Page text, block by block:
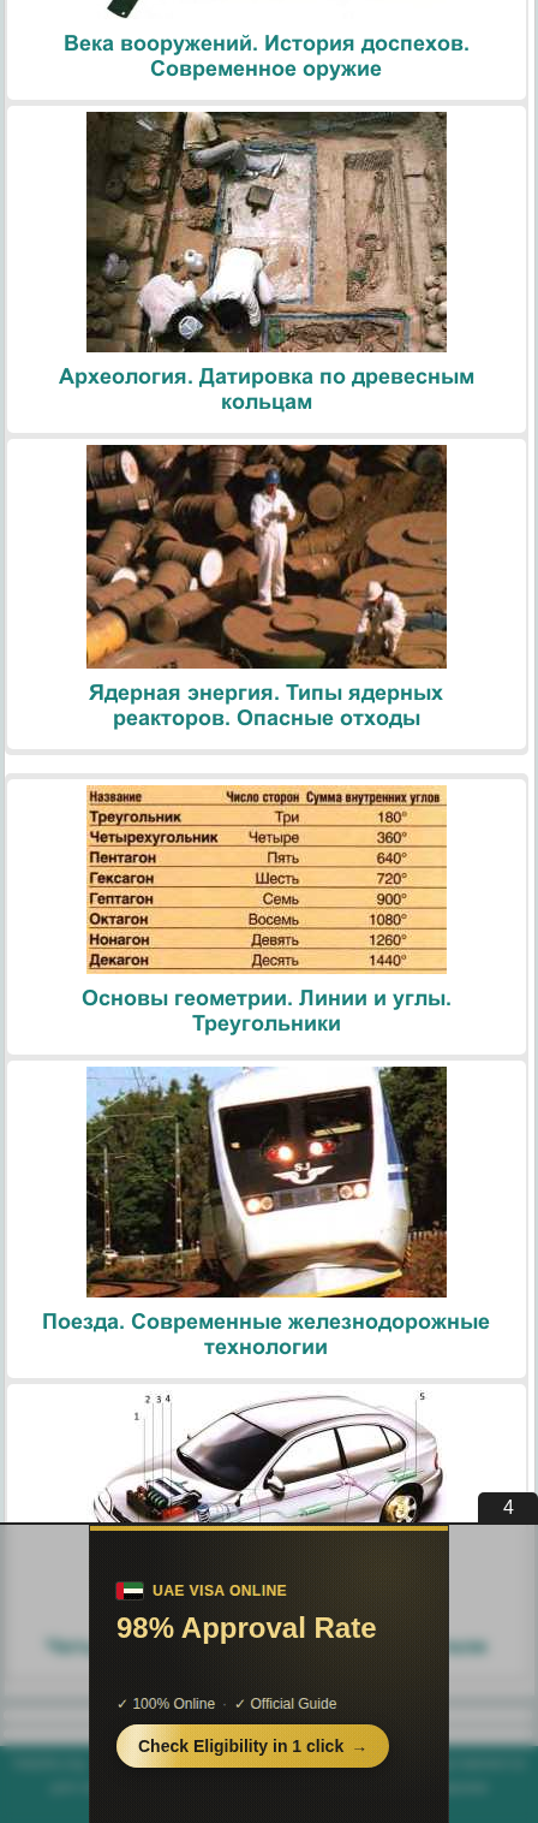
Века вооружений. История доспехов.
Современное оружие
Археология. Датировка по древесным
кольцам
Ядерная энергия. Типы ядерных
реакторов. Опасные отходы
Основы геометрии. Линии и углы.
Треугольники
Поезда. Современные железнодорожные
технологии
Узлы и агрегаты автомобиля.
Четырехтактный цикл работы двигателя
helpiks.org - Хелпикс.Орг - 2014-2026 год. Материал сайта представляется
3